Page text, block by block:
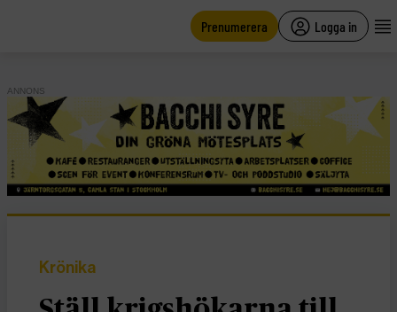
Prenumerera Logga in
ANNONS
Krönika